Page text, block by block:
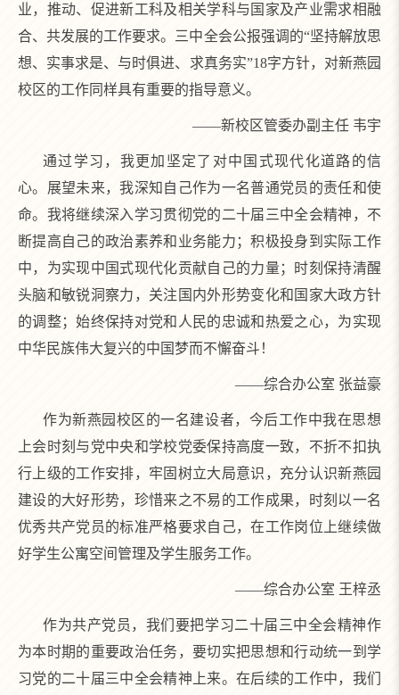
业，推动、促进新工科及相关学科与国家及产业需求相融
合、共发展的工作要求。三中全会公报强调的“坚持解放思
想、实事求是、与时俱进、求真务实”18字方针，对新燕园
校区的工作同样具有重要的指导意义。
——新校区管委办副主任 韦宇
通过学习，我更加坚定了对中国式现代化道路的信
心。展望未来，我深知自己作为一名普通党员的责任和使
命。我将继续深入学习贯彻党的二十届三中全会精神，不
断提高自己的政治素养和业务能力；积极投身到实际工作
中，为实现中国式现代化贡献自己的力量；时刻保持清醒
头脑和敏锐洞察力，关注国内外形势变化和国家大政方针
的调整；始终保持对党和人民的忠诚和热爱之心，为实现
中华民族伟大复兴的中国梦而不懈奋斗！
——综合办公室 张益豪
作为新燕园校区的一名建设者，今后工作中我在思想
上会时刻与党中央和学校党委保持高度一致，不折不扣执
行上级的工作安排，牢固树立大局意识，充分认识新燕园
建设的大好形势，珍惜来之不易的工作成果，时刻以一名
优秀共产党员的标准严格要求自己，在工作岗位上继续做
好学生公寓空间管理及学生服务工作。
——综合办公室 王梓丞
作为共产党员，我们要把学习二十届三中全会精神作
为本时期的重要政治任务，要切实把思想和行动统一到学
习党的二十届三中全会精神上来。在后续的工作中，我们